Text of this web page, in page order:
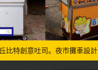
丘比特創意吐司。夜市攤車設計